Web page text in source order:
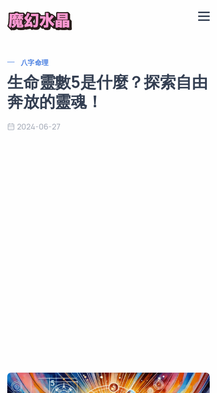
八字命理
生命靈數5是什麼？探索自由
奔放的靈魂！
2024-06-27